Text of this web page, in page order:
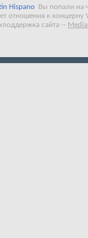
Hispano
Вы попали на
отношения к концерну
сайта --